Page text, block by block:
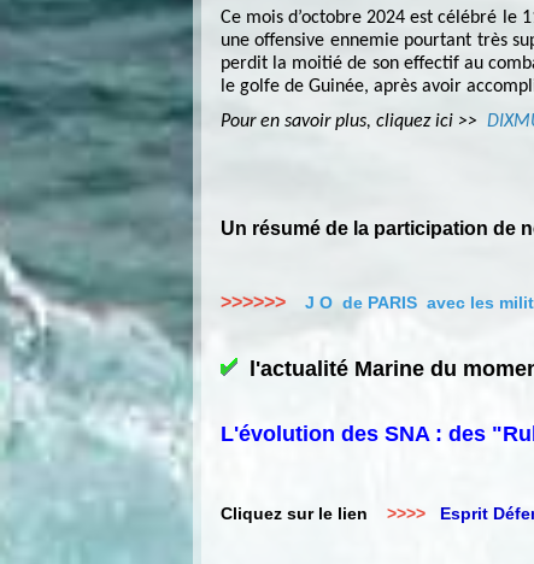
Ce mois d’octobre 2024 est célébré
une offensive ennemie pourtant très
perdit la moitié de son effectif au
le golfe de Guinée, après avoir
Pour en savoir plus, cliquez ici >>
Un résumé de la participation
>>>>>> J O de PARIS avec les
l'actualité Marine du
L'évolution des SNA : des
Cliquez sur le lien >>>> Esprit